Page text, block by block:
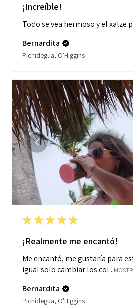
¡Increíble!
Todo se vea hermoso y el xalze
Bernardita
Pichidegua, O'Higgins
★★★★★
¡Realmente me encantó!
Me encantó, me gustaría para
igual solo cambiar los col...
Bernardita
Pichidegua, O'Higgins